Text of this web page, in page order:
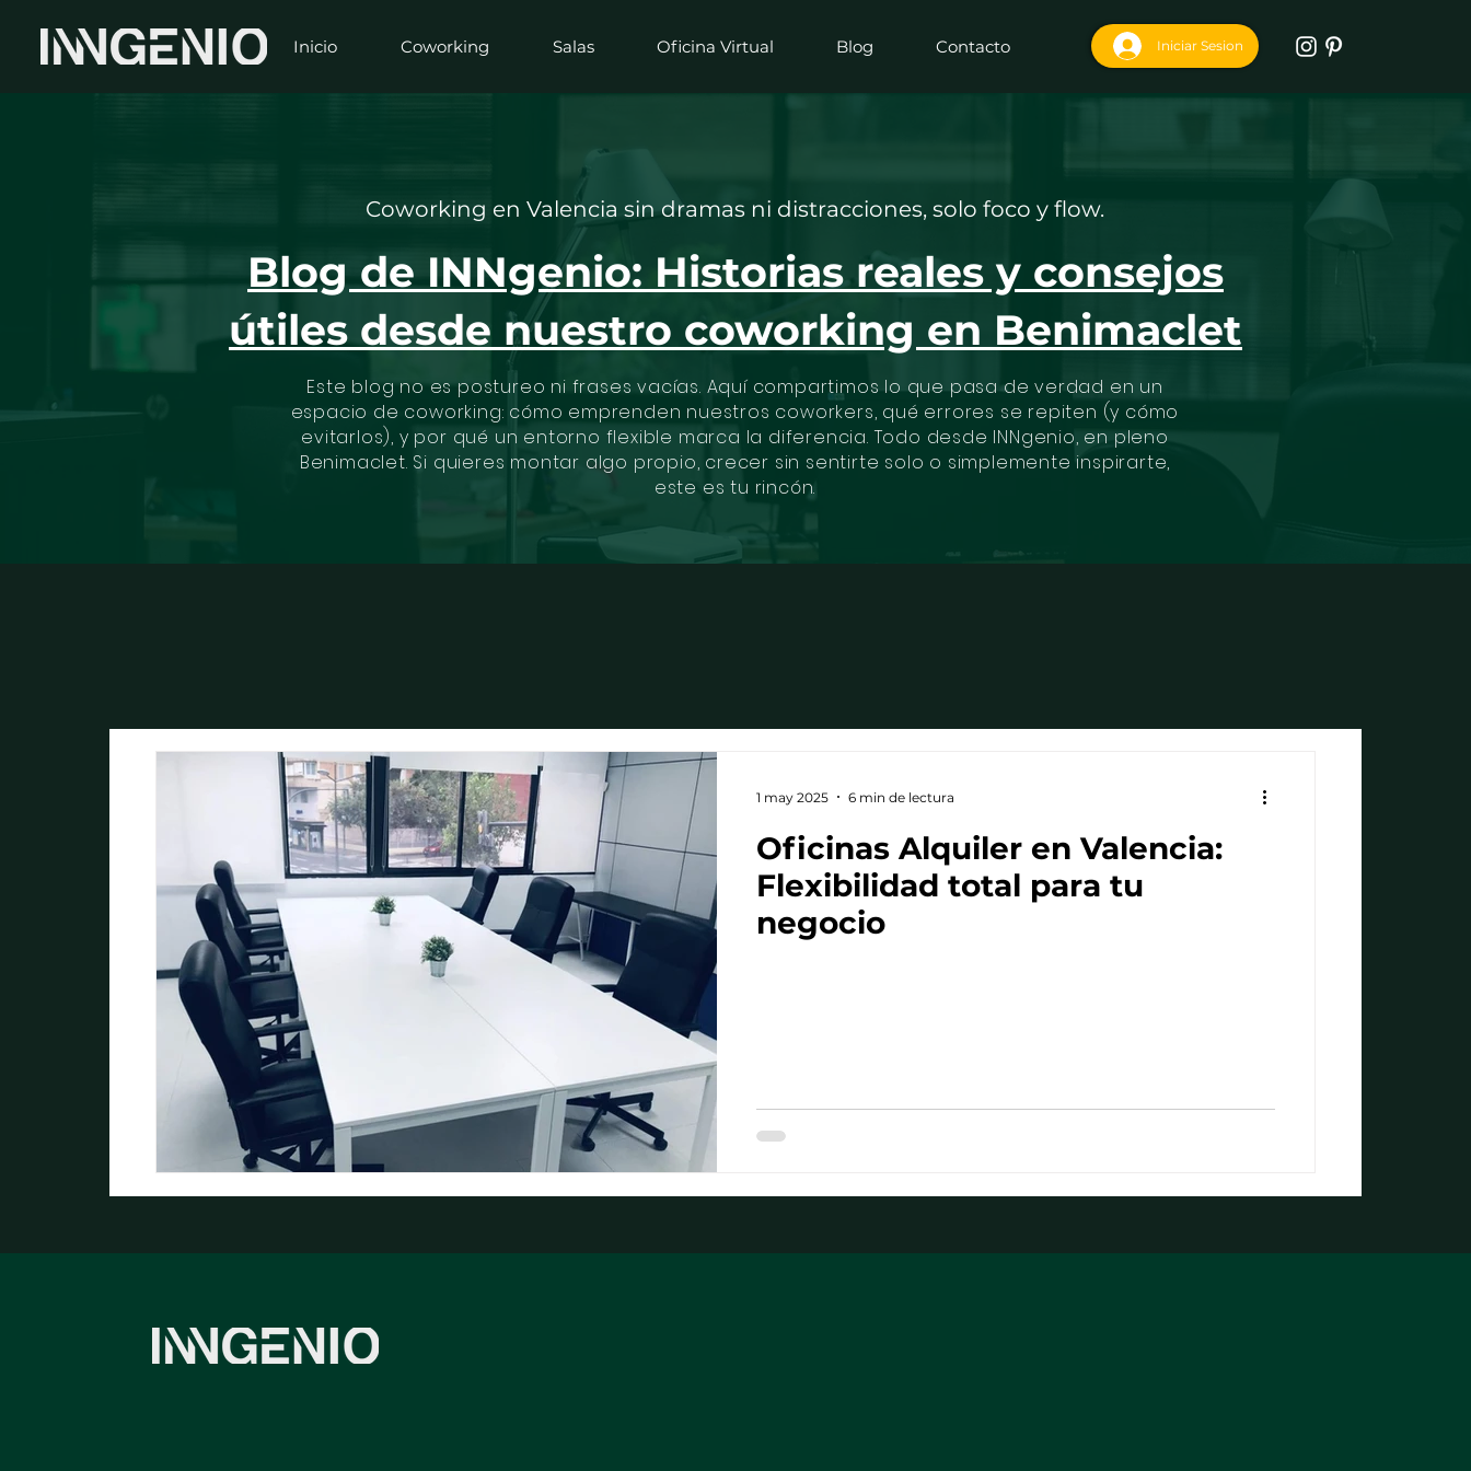
Inicio Coworking Salas Oficina Virtual Blog Contacto Iniciar Sesion
Coworking en Valencia sin dramas ni distracciones, solo foco y flow.
Blog de INNgenio: Historias reales y consejos
útiles desde nuestro coworking en Benimaclet
Este blog no es postureo ni frases vacías. Aquí compartimos lo que pasa de verdad en un
espacio de coworking: cómo emprenden nuestros coworkers, qué errores se repiten (y cómo
evitarlos), y por qué un entorno flexible marca la diferencia. Todo desde INNgenio, en pleno
Benimaclet. Si quieres montar algo propio, crecer sin sentirte solo o simplemente inspirarte,
este es tu rincón.
Oficinas Alquiler en Valencia:
Flexibilidad total para tu
negocio
1 may 2025 6 min de lectura